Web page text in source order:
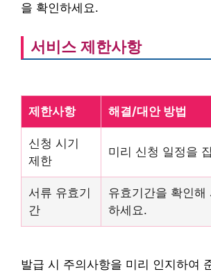
을 확인하세요.
서비스 제한사항
제한사항 해결/대안 방법
신청 시기
제한
미리 신청 일정을
서류 유효기
간
유효기간을 확인해
하세요.
발급 시 주의사항을 미리 인지하여